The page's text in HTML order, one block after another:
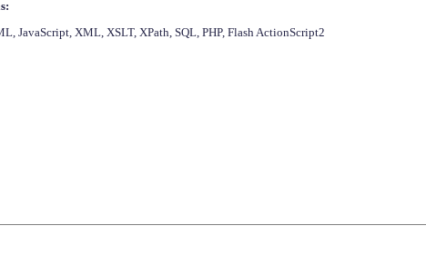
JavaScript, XML, XSLT, XPath, SQL, PHP, Flash ActionScript2